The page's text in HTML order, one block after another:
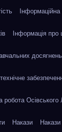
Інформація про
робота Осівського
Накази Накази